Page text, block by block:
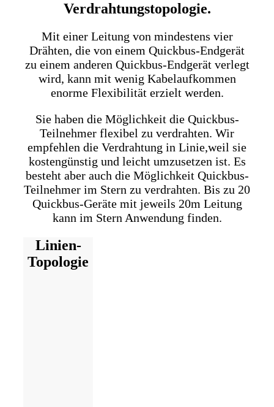
Verdrahtungstopologie.
Mit einer Leitung von mindestens vier
Drähten, die von einem Quickbus-Endgerät
zu einem anderen Quickbus-Endgerät verlegt
wird, kann mit wenig Kabelaufkommen
enorme Flexibilität erzielt werden.
Sie haben die Möglichkeit die Quickbus-
Teilnehmer flexibel zu verdrahten. Wir
empfehlen die Verdrahtung in Linie,weil sie
kostengünstig und leicht umzusetzen ist. Es
besteht aber auch die Möglichkeit Quickbus-
Teilnehmer im Stern zu verdrahten. Bis zu 20
Quickbus-Geräte mit jeweils 20m Leitung
kann im Stern Anwendung finden.
Linien-
Topologie